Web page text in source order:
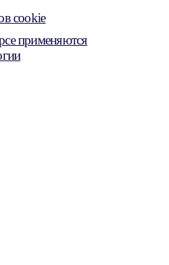
cookie
применяются